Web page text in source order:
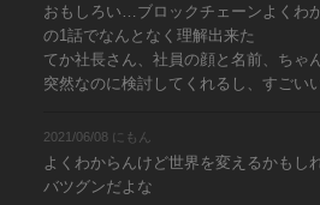
おもしろい…ブロックチェーンよくわ
の1話でなんとなく理解出来た
てか社長さん、社員の顔と名前、ちゃ
突然なのに検討してくれるし、すごい
2021/06/08 にもん
よくわからんけど世界を変えるかもし
バツグンだよな